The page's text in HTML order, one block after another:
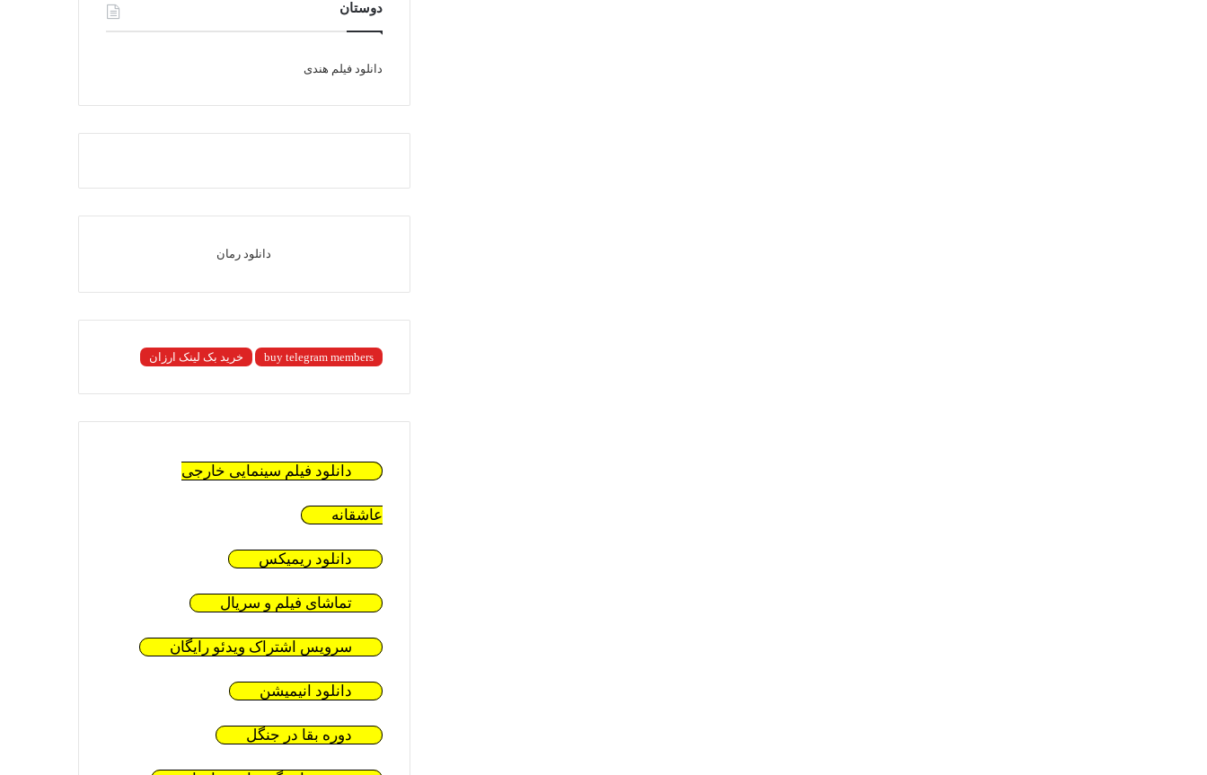
دوستان
دانلود فیلم هندی
دانلود رمان
buy telegram members خرید بک لینک ارزان
دانلود فیلم سینمایی خارجی
عاشقانه
دانلود ریمیکس
تماشای فیلم و سریال
سرویس اشتراک ویدئو رایگان
دانلود انیمیشن
دوره بقا در جنگل